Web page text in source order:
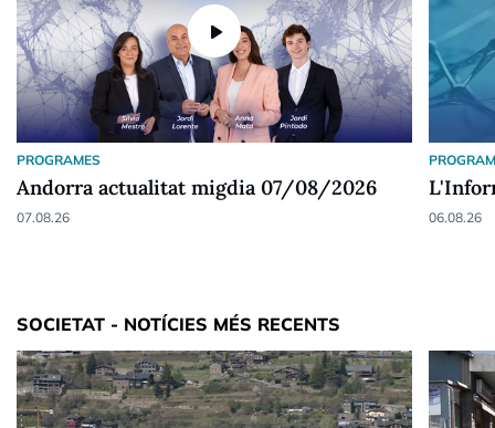
play_arrow
PROGRAMES
Andorra actualitat migdia 07/08/2026
07.08.26 06.08.26
SOCIETAT - NOTÍCIES MÉS RECENTS